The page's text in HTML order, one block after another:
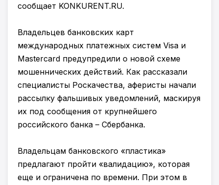
сообщает KONKURENT.RU.
Владельцев банковских карт
международных платежных систем Visa и
Mastercard предупредили о новой схеме
мошеннических действий. Как рассказали
специалисты Роскачества, аферисты начали
рассылку фальшивых уведомлений, маскируя
их под сообщения от крупнейшего
российского банка – Сбербанка.
Владельцам банковского «пластика»
предлагают пройти «валидацию», которая
еще и ограничена по времени. При этом в